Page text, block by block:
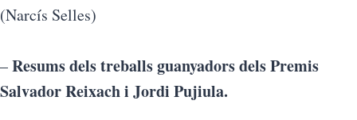
(Narcís Selles)
–Resums dels treballs guanyadors dels Premis
Salvador Reixach i Jordi Pujiula.